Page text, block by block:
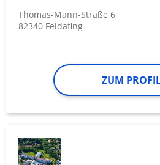
Thomas-Mann-Straße 6
82340 Feldafing
ZUM